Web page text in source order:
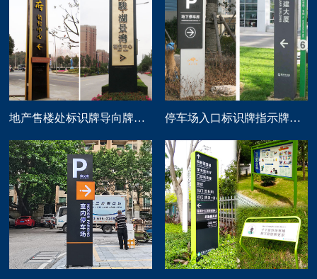
地产售楼处标识牌导向牌精神堡垒制作 停车场入口标识牌指示牌导向牌定做